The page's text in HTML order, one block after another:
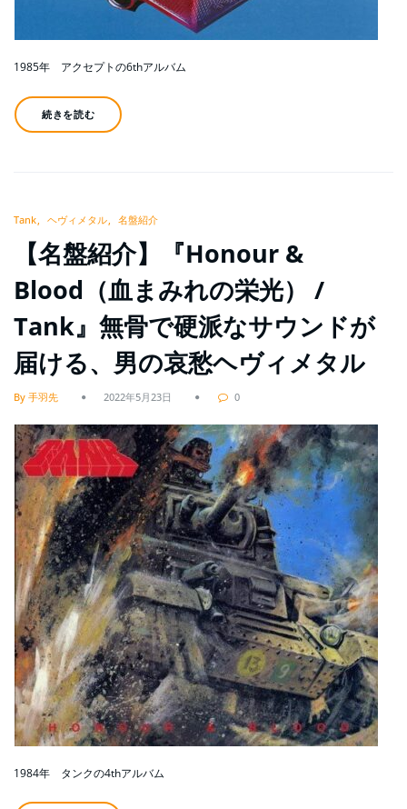
1985年 アクセプトの6thアルバム
続きを読む
Tank ヘヴィメタル 名盤紹介
【名盤紹介】『Honour &
Blood（血まみれの栄光） /
Tank』無骨で硬派なサウンドが
届ける、男の哀愁ヘヴィメタル
By 手羽先 2022年5月23日 0
1984年 タンクの4thアルバム